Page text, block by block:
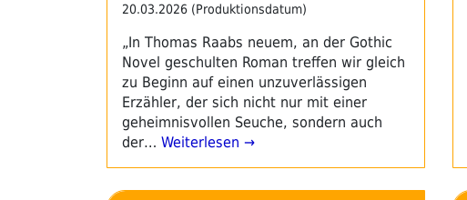
20.03.2026 (Produktionsdatum)
„In Thomas Raabs neuem, an der Gothic
Novel geschulten Roman treffen wir gleich
zu Beginn auf einen unzuverlässigen
Erzähler, der sich nicht nur mit einer
geheimnisvollen Seuche, sondern auch
der… Weiterlesen →